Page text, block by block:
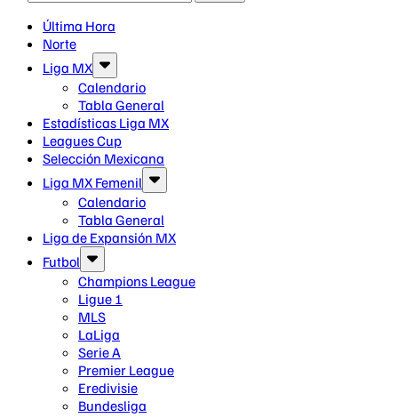
Última Hora
Norte
Liga MX
Calendario
Tabla General
Estadísticas Liga MX
Leagues Cup
Selección Mexicana
Liga MX Femenil
Calendario
Tabla General
Liga de Expansión MX
Futbol
Champions League
Ligue 1
MLS
LaLiga
Serie A
Premier League
Eredivisie
Bundesliga